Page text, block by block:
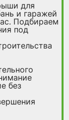
для
и гаражей
Подбираем
под
без